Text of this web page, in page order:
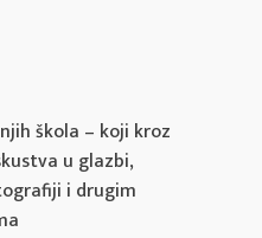
škola – koji kroz
u glazbi,
i drugim